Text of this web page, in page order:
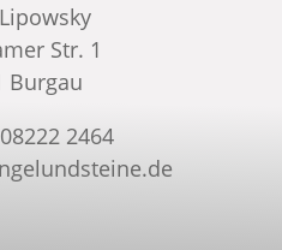
Str. 1
Burgau
2464